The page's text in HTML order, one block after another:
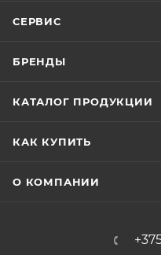
СЕРВИС
БРЕНДЫ
КАТАЛОГ ПРОДУКЦИИ
КАК КУПИТЬ
О КОМПАНИИ